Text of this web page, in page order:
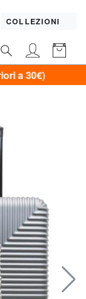
COLLEZIONI